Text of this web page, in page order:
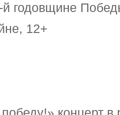
годовщине
12+